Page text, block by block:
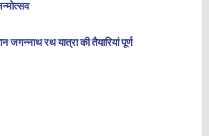
जगन्नाथ रथ यात्रा की तैयारियां पूर्ण